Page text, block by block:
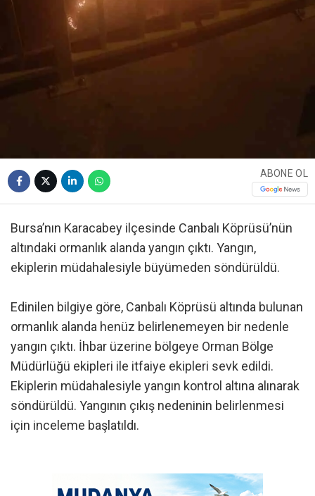
ABONE OL
Bursa’nın Karacabey ilçesinde Canbalı Köprüsü’nün
altındaki ormanlık alanda yangın çıktı. Yangın,
ekiplerin müdahalesiyle büyümeden söndürüldü.
Edinilen bilgiye göre, Canbalı Köprüsü altında bulunan
ormanlık alanda henüz belirlenemeyen bir nedenle
yangın çıktı. İhbar üzerine bölgeye Orman Bölge
Müdürlüğü ekipleri ile itfaiye ekipleri sevk edildi.
Ekiplerin müdahalesiyle yangın kontrol altına alınarak
söndürüldü. Yangının çıkış nedeninin belirlenmesi
için inceleme başlatıldı.